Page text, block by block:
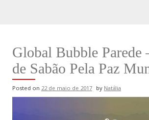
Global Bubble Parede
de Sabão Pela Paz
Posted on 22 de maio de 2017 byNatália